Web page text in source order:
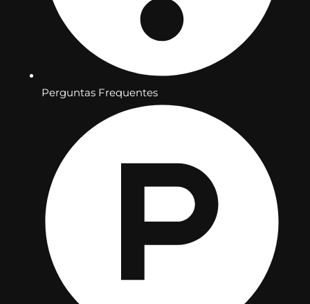
Perguntas Frequentes